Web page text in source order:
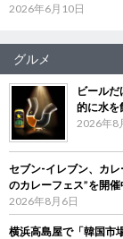
2026年6月10日
グルメ
ビール
的に水を
2026年8
セブン‐イレブン、カ
のカレーフェス”を開催
2026年8月6日
横浜高島屋で「韓国市